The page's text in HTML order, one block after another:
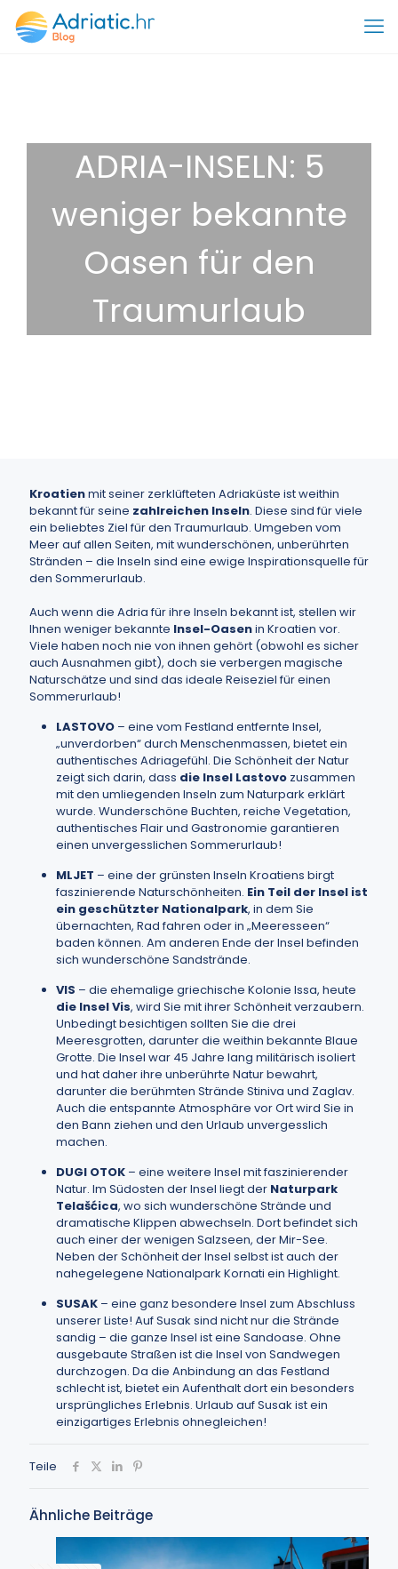
ADRIA-INSELN: 5
weniger bekannte
Oasen für den
Traumurlaub
Kroatienmit seiner zerklüfteten Adriaküste ist weithin
bekannt für seine zahlreichen Inseln. Diese sind für viele
ein beliebtes Ziel für den Traumurlaub. Umgeben vom
Meer auf allen Seiten, mit wunderschönen, unberührten
Stränden – die Inseln sind eine ewige Inspirationsquelle für
den Sommerurlaub.
Auch wenn die Adria für ihre Inseln bekannt ist, stellen wir
Ihnen weniger bekannte Insel-Oasenin Kroatien vor.
Viele haben noch nie von ihnen gehört (obwohl es sicher
auch Ausnahmen gibt), doch sie verbergen magische
Naturschätze und sind das ideale Reiseziel für einen
Sommerurlaub!
LASTOVO – eine vom Festland entfernte Insel,
„unverdorben“ durch Menschenmassen, bietet ein
authentisches Adriagefühl. Die Schönheit der Natur
zeigt sich darin, dass die Insel Lastovo zusammen
mit den umliegenden Inseln zum Naturpark erklärt
wurde. Wunderschöne Buchten, reiche Vegetation,
authentisches Flair und Gastronomie garantieren
einen unvergesslichen Sommerurlaub!
MLJET – eine der grünsten Inseln Kroatiens birgt
faszinierende Naturschönheiten. Ein Teil der Insel ist
ein geschützter Nationalpark, in dem Sie
übernachten, Rad fahren oder in „Meeresseen“
baden können. Am anderen Ende der Insel befinden
sich wunderschöne Sandstrände.
VIS – die ehemalige griechische Kolonie Issa, heute
die Insel Vis, wird Sie mit ihrer Schönheit verzaubern.
Unbedingt besichtigen sollten Sie die drei
Meeresgrotten, darunter die weithin bekannte Blaue
Grotte. Die Insel war 45 Jahre lang militärisch isoliert
und hat daher ihre unberührte Natur bewahrt,
darunter die berühmten Strände Stiniva und Zaglav.
Auch die entspannte Atmosphäre vor Ort wird Sie in
den Bann ziehen und den Urlaub unvergesslich
machen.
DUGI OTOK – eine weitere Insel mit faszinierender
Natur. Im Südosten der Insel liegt der Naturpark
Telašćica, wo sich wunderschöne Strände und
dramatische Klippen abwechseln. Dort befindet sich
auch einer der wenigen Salzseen, der Mir-See.
Neben der Schönheit der Insel selbst ist auch der
nahegelegene Nationalpark Kornati ein Highlight.
SUSAK – eine ganz besondere Insel zum Abschluss
unserer Liste! Auf Susak sind nicht nur die Strände
sandig – die ganze Insel ist eine Sandoase. Ohne
ausgebaute Straßen ist die Insel von Sandwegen
durchzogen. Da die Anbindung an das Festland
schlecht ist, bietet ein Aufenthalt dort ein besonders
ursprüngliches Erlebnis. Urlaub auf Susak ist ein
einzigartiges Erlebnis ohnegleichen!
Teile
Ähnliche Beiträge